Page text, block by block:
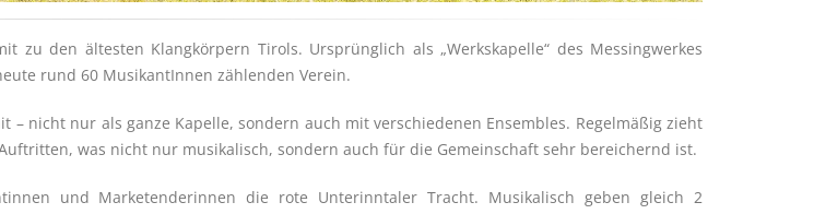
den ältesten Klangkörpern Tirols. Ursprünglich als „Werkskapelle“ des Messingwerkes
rund 60 MusikantInnen zählenden Verein.
nicht nur als ganze Kapelle, sondern auch mit verschiedenen Ensembles. Regelmäßig zieht
was nicht nur musikalisch, sondern auch für die Gemeinschaft sehr bereichernd ist.
und Marketenderinnen die rote Unterinntaler Tracht. Musikalisch geben gleich 2